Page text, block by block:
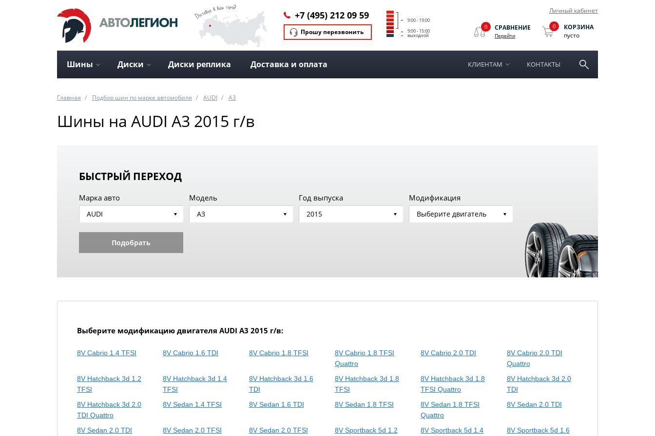
Личный кабинет
+7 (495) 212 09 59
Прошу перезвонить
9:00 - 19:00
9:00 - 15:00
выходной
0 СРАВНЕНИЕ
Перейти
0
КОРЗИНА
пусто
Шины Диски Диски реплика Доставка и оплата КЛИЕНТАМ КОНТАКТЫ
Главная Подбор шин по марке автомобиля AUDI A3
Шины на AUDI A3 2015 г/в
БЫСТРЫЙ ПЕРЕХОД
Марка авто
AUDI
Модель
A3
Год выпуска
2015
Модификация
Выберите двигатель
Подобрать
Выберите модификацию двигателя AUDI A3 2015 г/в:
8V Cabrio 1.4 TFSI 8V Cabrio 1.6 TDI 8V Cabrio 1.8 TFSI
8V Cabrio 1.8 TFSI
Quattro
8V Cabrio 2.0 TDI
8V Cabrio 2.0 TDI
Quattro
8V Hatchback 3d 1.2
TFSI
8V Hatchback 3d 1.4
TFSI
8V Hatchback 3d 1.6
TDI
8V Hatchback 3d 1.8
TFSI
8V Hatchback 3d 1.8
TFSI Quattro
8V Hatchback 3d 2.0
TDI
8V Hatchback 3d 2.0
TDI Quattro
8V Sedan 1.4 TFSI 8V Sedan 1.6 TDI 8V Sedan 1.8 TFSI
8V Sedan 1.8 TFSI
Quattro
8V Sedan 2.0 TDI
8V Sedan 2.0 TDI 8V Sedan 2.0 TFSI 8V Sedan 2.0 TFSI 8V Sportback 5d 1.2 8V Sportback 5d 1.4 8V Sportback 5d 1.6